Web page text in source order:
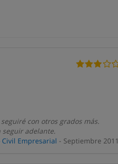
con otros grados más.
adelante.
Empresarial - Septiembre 2011